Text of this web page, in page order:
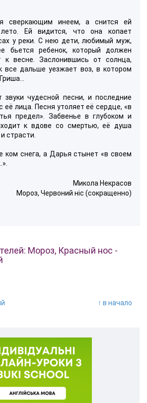
сверкающим инеем, а снится ей
Ей видится, что она копает
у реки. С нею дети, любимый муж,
бьется ребенок, который должен
к весне. Заслонившись от солнца,
все дальше уезжает воз, в котором
чудесной песни, и последние
её лица. Песня утоляет её сердце, «в
предел». Забвенье в глубоком и
к вдове со смертью, её душа
страсти.
ком снега, а Дарья стынет «в своем
Микола Некрасов
Мороз, Червоний ніс (сокращенно)
Мороз, Красный нос -
↑ в начало